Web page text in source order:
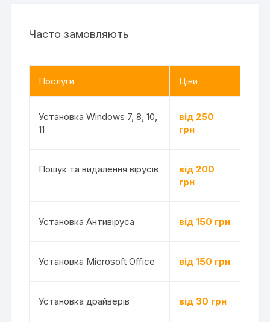
Часто замовляють
Послуги Ціни
Установка Windows 7, 8, 10,
11
від 250
грн
Пошук та видалення вірусів
від 200
грн
Установка Антивіруса від 150 грн
Установка Microsoft Office від 150 грн
Установка драйверів від 30 грн